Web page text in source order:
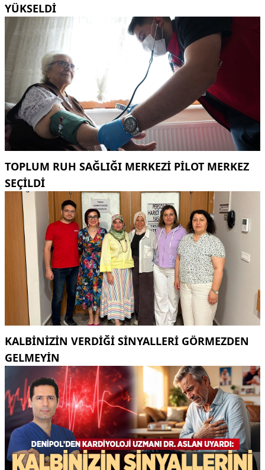
YÜKSELDI
TOPLUM RUH SAĞLIĞI MERKEZİ PİLOT MERKEZ
SEÇİLDİ
KALBINIZIN VERDIĞI SINYALLERI GÖRMEZDEN
GELMEYIN